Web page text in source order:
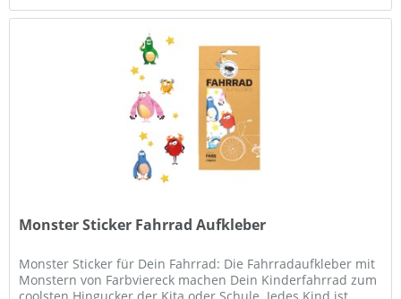
Monster Sticker Fahrrad Aufkleber
Monster Sticker für Dein Fahrrad: Die Fahrradaufkleber mit
Monstern von Farbviereck machen Dein Kinderfahrrad zum